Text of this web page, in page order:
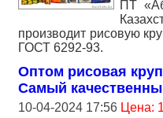
ПТ
производит рисовую
ГОСТ 6292-93.
Оптом рисовая
Самый
10-04-2024 17:56 Цена: